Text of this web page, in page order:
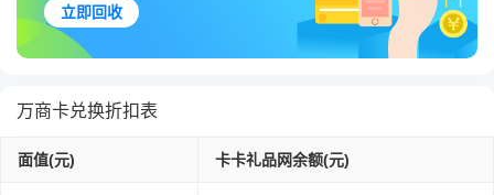
立即回收
万商卡兑换折扣表
面值(元) 卡卡礼品网余额(元)